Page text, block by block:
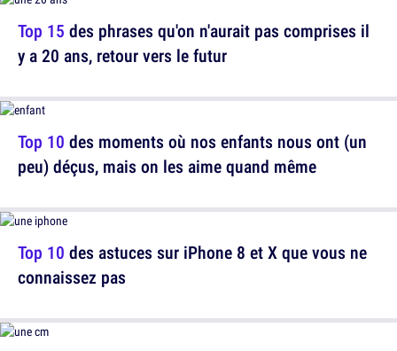
Top 15 des phrases qu'on n'aurait pas comprises il
y a 20 ans, retour vers le futur
Top 10 des astuces sur iPhone 8 et X que vous ne
connaissez pas
Top 10 des moments où nos enfants nous ont (un
peu) déçus, mais on les aime quand même